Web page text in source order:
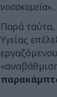
νοσοκομεία»..
Παρά ταύτα,
Υγείας